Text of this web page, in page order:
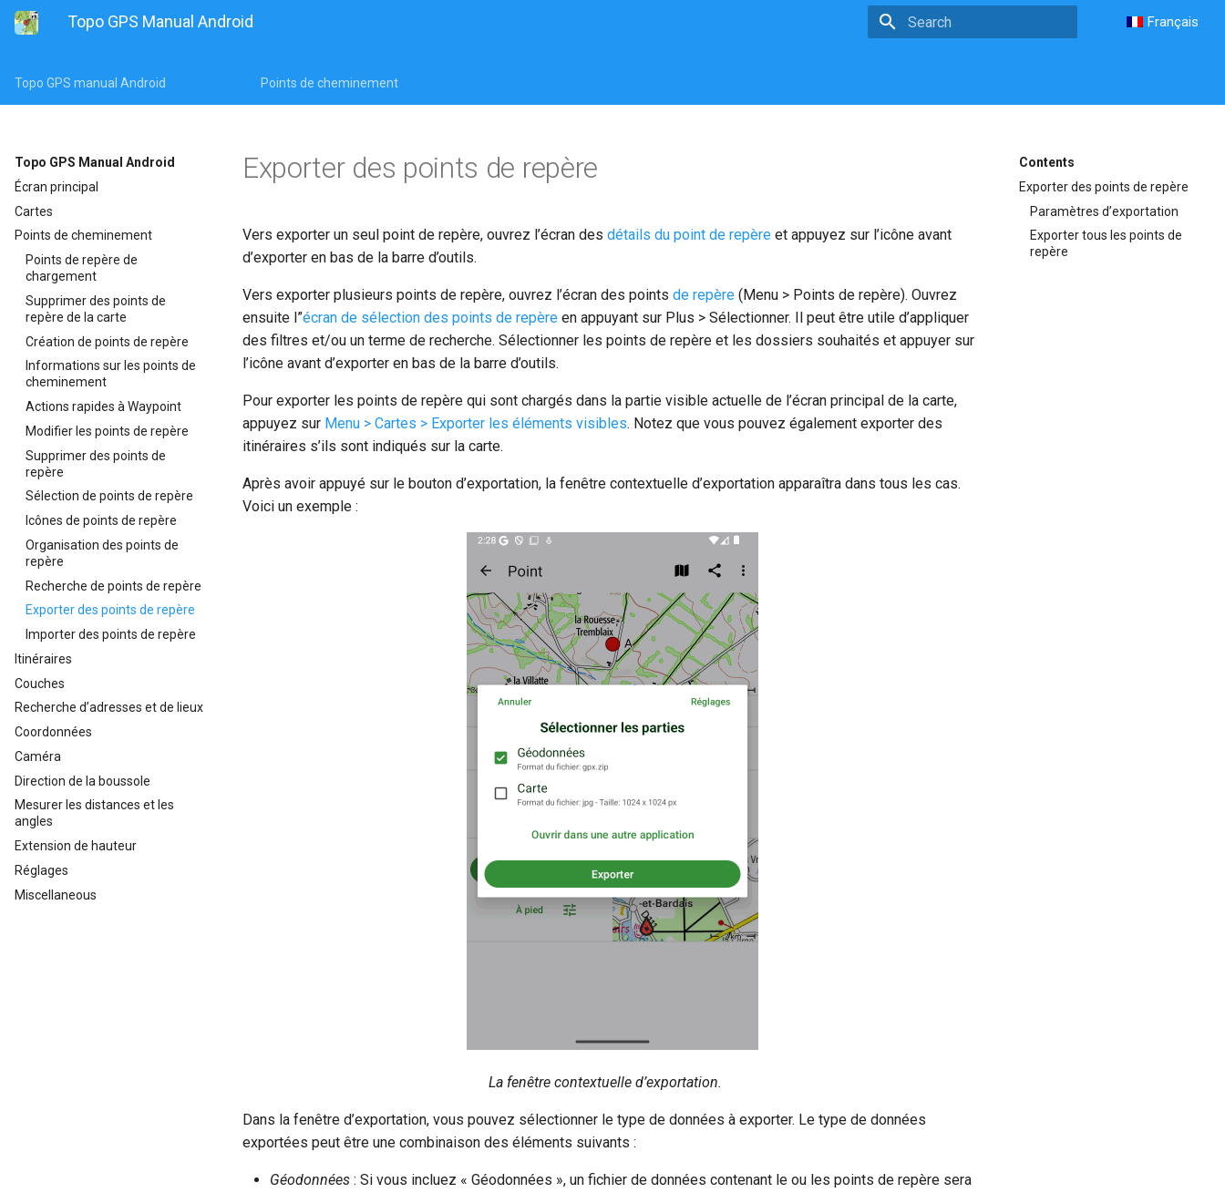
Topo GPS Manual Android Français
Topo GPS manual Android Points de cheminement
Topo GPS Manual Android
Écran principal
Cartes
Points de cheminement
Points de repère de
chargement
Supprimer des points de
repère de la carte
Création de points de repère
Informations sur les points de
cheminement
Actions rapides à Waypoint
Modifier les points de repère
Supprimer des points de
repère
Sélection de points de repère
Icônes de points de repère
Organisation des points de
repère
Recherche de points de repère
Exporter des points de repère
Importer des points de repère
Itinéraires
Couches
Recherche d’adresses et de lieux
Coordonnées
Caméra
Direction de la boussole
Mesurer les distances et les
angles
Extension de hauteur
Réglages
Miscellaneous
Contents
Exporter des points de repère
Paramètres d’exportation
Exporter tous les points de
repère
Exporter des points de repère
Vers exporter un seul point de repère, ouvrez l’écran des détails du point de repère et appuyez sur l’icône avant
d’exporter en bas de la barre d’outils.
Vers exporter plusieurs points de repère, ouvrez l’écran des points de repère (Menu > Points de repère). Ouvrez
ensuite l”écran de sélection des points de repère en appuyant sur Plus > Sélectionner. Il peut être utile d’appliquer
des filtres et/ou un terme de recherche. Sélectionner les points de repère et les dossiers souhaités et appuyer sur
l’icône avant d’exporter en bas de la barre d’outils.
Pour exporter les points de repère qui sont chargés dans la partie visible actuelle de l’écran principal de la carte,
appuyez sur Menu > Cartes > Exporter les éléments visibles. Notez que vous pouvez également exporter des
itinéraires s’ils sont indiqués sur la carte.
Après avoir appuyé sur le bouton d’exportation, la fenêtre contextuelle d’exportation apparaîtra dans tous les cas.
Voici un exemple :
La fenêtre contextuelle d’exportation.
Dans la fenêtre d’exportation, vous pouvez sélectionner le type de données à exporter. Le type de données
exportées peut être une combinaison des éléments suivants :
Géodonnées : Si vous incluez « Géodonnées », un fichier de données contenant le ou les points de repère sera